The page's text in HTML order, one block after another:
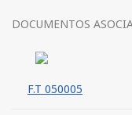
DOCUMENTOS
F.T 050005